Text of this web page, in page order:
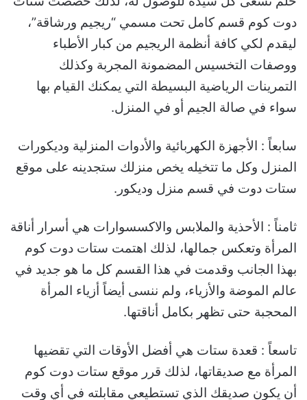
دوت كوم قسم كامل تحت مسمي “ريجيم ورشاقة”،
ليقدم لكي كافة أنظمة الريجيم من كبار الأطباء
ووصفات التخسيس المضمونة المجربة وكذلك
التمرينات الرياضية البسيطة التي يمكنك القيام بها
سواء في صالة الجيم أو في المنزل.
سابعاً : الأجهزة الكهربائية والأدوات المنزلية وديكورات
المنزل وكل ما تتخيله يخص منزلك ستجدينه على موقع
ستات دوت في قسم منزل وديكور.
ثامناً : الأحذية والملابس والاكسسوارات هي أسرار أناقة
المرأة وتعكس جمالها، لذلك اهتمت ستات دوت كوم
بهذا الجانب وقدمت في هذا القسم كل ما هو جديد في
عالم الموضة والأزياء، ولم ننسى أيضاً أزياء المرأة
المحجبة حتى تظهر بكامل أناقتها.
تاسعاً : قعدة ستات هي أفضل الأوقات التي تقضيها
المرأة مع صديقاتها، لذلك قرر موقع ستات دوت كوم
أن يكون صديقك الذي تستطيعي مقابلته في أي وقت